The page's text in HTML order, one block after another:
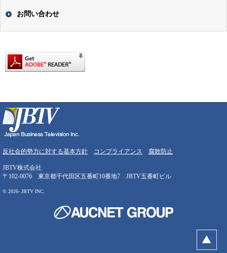
お問い合わせ
反社会的勢力に対する基本方針 コンプライアンス 腐敗防止
JBTV株式会社
〒102-0076 東京都千代田区五番町10番地7 JBTV五番町ビル
© 2026- JBTV INC.